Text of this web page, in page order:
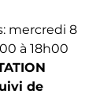
mercredi 8
à 18h00
de